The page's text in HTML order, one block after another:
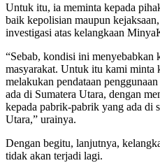
Untuk itu, ia meminta kepada
baik kepolisian maupun
investigasi atas kelangkaan
“Sebab, kondisi ini menyebabkan
masyarakat. Untuk itu kami minta
melakukan pendataan
ada di Sumatera Utara, dengan
kepada pabrik-pabrik yang ada di
Utara,” urainya.
Dengan begitu, lanjutnya,
tidak akan terjadi lagi.